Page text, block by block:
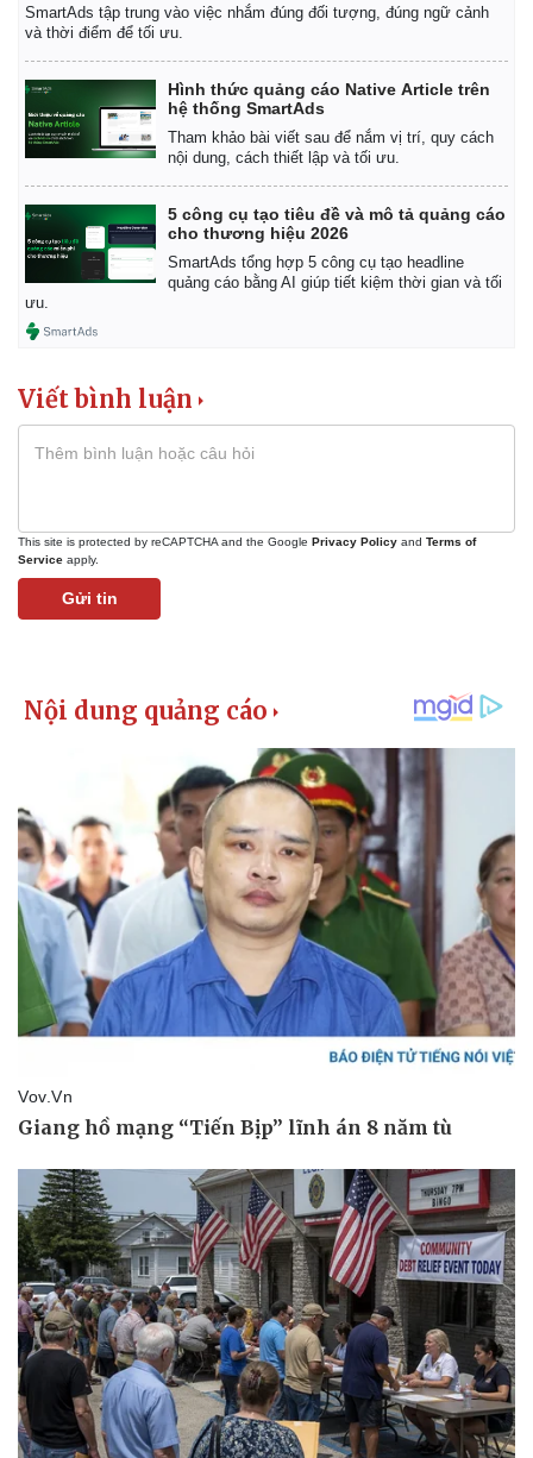
Quan sát
Cuộc sống đó đây
Hồ sơ
Video
Ảnh
E-Magazine
Infographic
SmartAds tập trung vào việc nhắm đúng đối tượng, đúng ngữ cảnh
và thời điểm để tối ưu.
Hình thức quảng cáo Native Article trên
hệ thống SmartAds
Tham khảo bài viết sau để nắm vị trí, quy cách
nội dung, cách thiết lập và tối ưu.
5 công cụ tạo tiêu đề và mô tả quảng cáo
cho thương hiệu 2026
SmartAds tổng hợp 5 công cụ tạo headline
quảng cáo bằng AI giúp tiết kiệm thời gian và tối
ưu.
Viết bình luận
This site is protected by reCAPTCHA and the Google Privacy Policy and Terms of
Service apply.
Gửi tin